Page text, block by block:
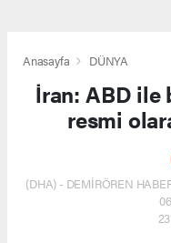
Anasayfa DÜNYA
İran: ABD ile
resmi
(DHA) - DEMİRÖREN